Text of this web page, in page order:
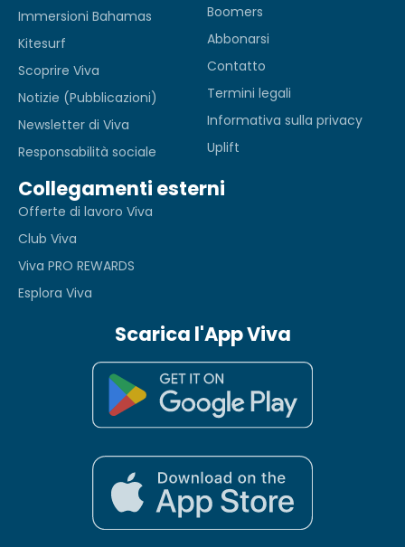
Immersioni Bahamas
Kitesurf
Scoprire Viva
Notizie (Pubblicazioni)
Newsletter di Viva
Responsabilità sociale
Boomers
Abbonarsi
Contatto
Termini legali
Informativa sulla privacy
Uplift
Collegamenti esterni
Offerte di lavoro Viva
Club Viva
Viva PRO REWARDS
Esplora Viva
Scarica l'App Viva